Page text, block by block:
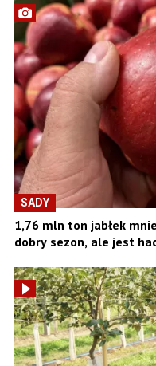
SADY
1,76 mln ton jabłek
dobry sezon, ale jest